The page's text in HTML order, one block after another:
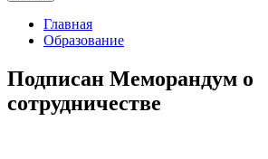
Главная
Образование
Подписан Меморандум о
сотрудничестве